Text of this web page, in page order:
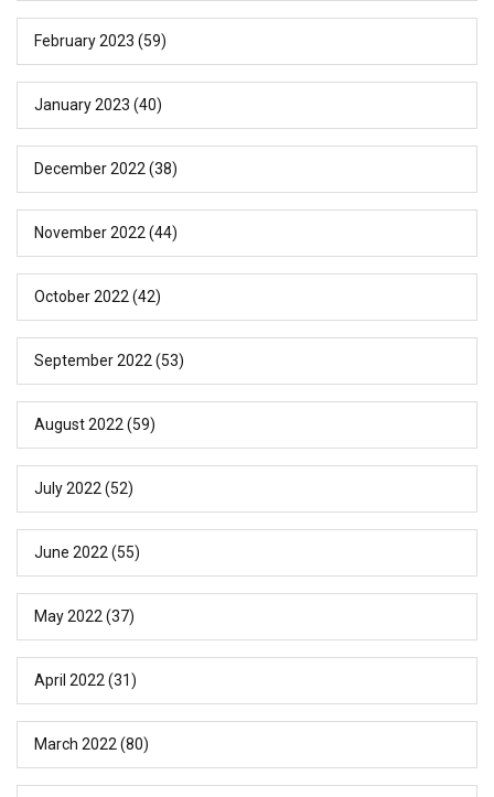
February 2023 (59)
January 2023 (40)
December 2022 (38)
November 2022 (44)
October 2022 (42)
September 2022 (53)
August 2022 (59)
July 2022 (52)
June 2022 (55)
May 2022 (37)
April 2022 (31)
March 2022 (80)